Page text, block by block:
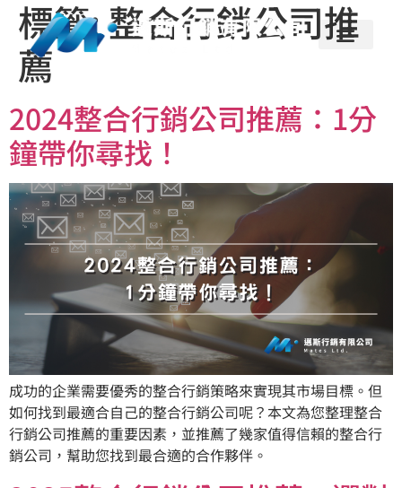
標籤:整合行銷公司推
薦
2024整合行銷公司推薦：1分
鐘帶你尋找！
成功的企業需要優秀的整合行銷策略來實現其市場目標。但
如何找到最適合自己的整合行銷公司呢？本文為您整理整合
行銷公司推薦的重要因素，並推薦了幾家值得信賴的整合行
銷公司，幫助您找到最合適的合作夥伴。